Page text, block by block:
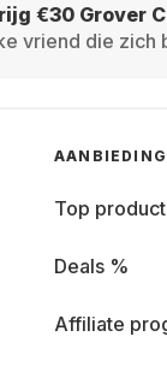
€30 Grover
vriend die zich
Top
Deals %
Affiliate